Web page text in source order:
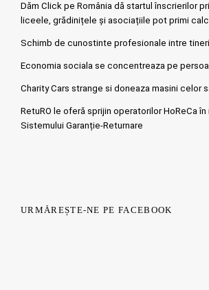
Dăm Click pe România dă startul înscrierilor
liceele, grădinițele și asociațiile pot primi
Schimb de cunostinte profesionale intre
Economia sociala se concentreaza pe
Charity Cars strange si doneaza masini celor
RetuRO le oferă sprijin operatorilor HoReCa
Sistemului Garanție-Returnare
URMĂREȘTE-NE PE FACEBOOK